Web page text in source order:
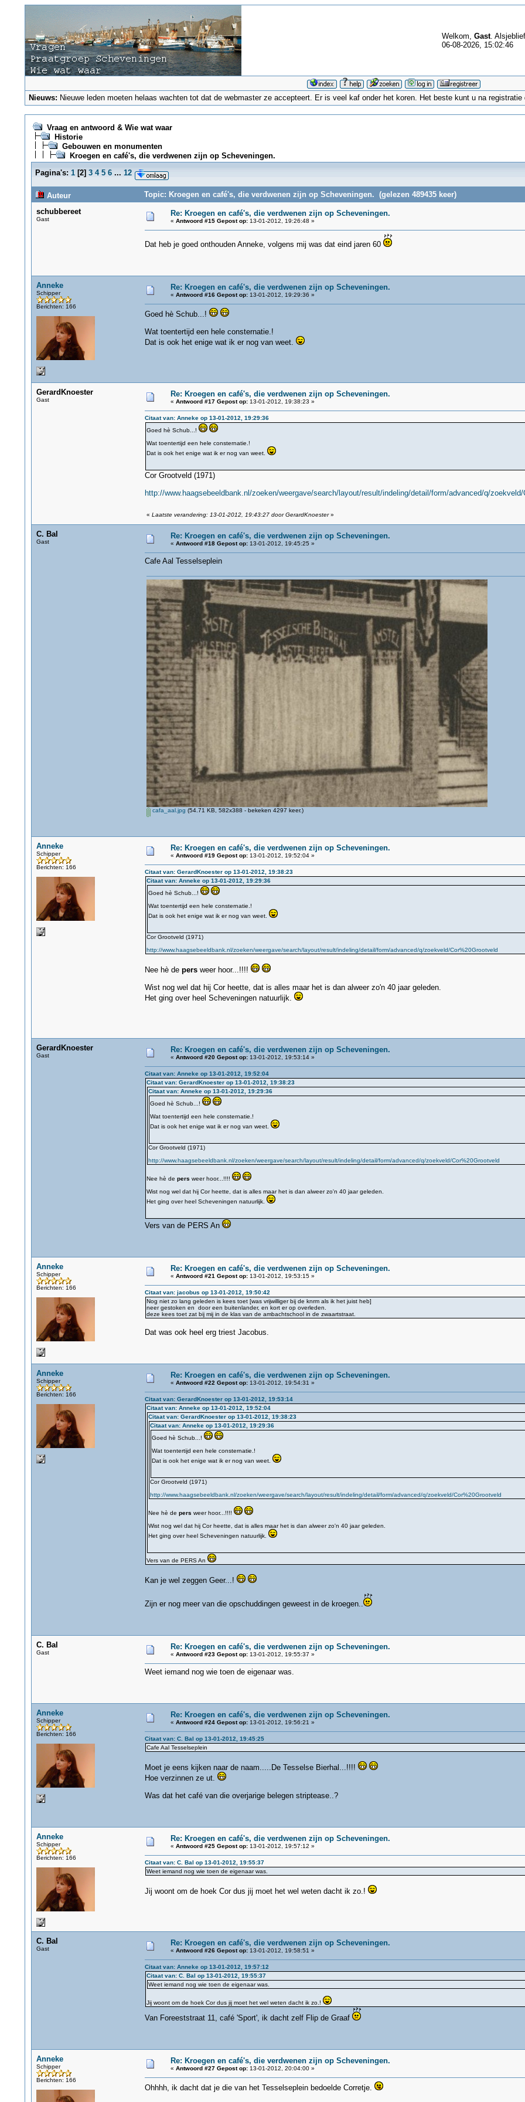
Welkom, Gast.
06-08-2026, 15:02:46
Nieuws: Nieuwe leden moeten helaas wachten tot dat de webmaster ze accepteert. Er is veel kaf onder het koren. Het beste kunt u na
Vraag en antwoord & Wie wat waar
Historie
Gebouwen en monumenten
Kroegen en café's, die verdwenen zijn op Scheveningen.
Pagina's: 1[2] 3 4 5 6 ... 12
Auteur
Topic: Kroegen en café's, die verdwenen zijn op Scheveningen. (gelezen 489435 keer)
schubbereet
Gast
Re: Kroegen en café's, die verdwenen zijn op Scheveningen.
« Antwoord #15 Gepost op:13-01-2012, 19:26:48 »
Dat heb je goed onthouden Anneke, volgens mij was dat eind jaren 60
Anneke
Schipper
Berichten: 166
Re: Kroegen en café's, die verdwenen zijn op Scheveningen.
« Antwoord #16 Gepost op:13-01-2012, 19:29:36 »
Goed hè Schub...!
Wat toentertijd een hele consternatie.!
Dat is ook het enige wat ik er nog van weet.
GerardKnoester
Gast
Re: Kroegen en café's, die verdwenen zijn op Scheveningen.
« Antwoord #17 Gepost op:13-01-2012, 19:38:23 »
Citaat van: Anneke op 13-01-2012, 19:29:36
Goed hè Schub...!
Wat toentertijd een hele consternatie.!
Dat is ook het enige wat ik er nog van weet.
Cor Grootveld (1971)
http://www.haagsebeeldbank.nl/zoeken/weergave/search/layout/result/indeling/detail/form/advanced/q/zoekveld/
« Laatste verandering: 13-01-2012, 19:43:27 door GerardKnoester»
C. Bal
Gast
Re: Kroegen en café's, die verdwenen zijn op Scheveningen.
« Antwoord #18 Gepost op:13-01-2012, 19:45:25 »
Cafe Aal Tesselseplein
cafa_aal.jpg (54.71 KB, 582x388 - bekeken 4297 keer.)
Anneke
Schipper
Berichten: 166
Re: Kroegen en café's, die verdwenen zijn op Scheveningen.
« Antwoord #19 Gepost op:13-01-2012, 19:52:04 »
Citaat van: GerardKnoester op 13-01-2012, 19:38:23
Citaat van: Anneke op 13-01-2012, 19:29:36
Goed hè Schub...!
Wat toentertijd een hele consternatie.!
Dat is ook het enige wat ik er nog van weet.
Cor Grootveld (1971)
http://www.haagsebeeldbank.nl/zoeken/weergave/search/layout/result/indeling/detail/form/advanced/q/zoekveld/Cor%20Grootveld
Nee hè de pers weer hoor...!!!!
Wist nog wel dat hij Cor heette, dat is alles maar het is dan alweer zo'n 40 jaar geleden.
Het ging over heel Scheveningen natuurlijk.
GerardKnoester
Gast
Re: Kroegen en café's, die verdwenen zijn op Scheveningen.
« Antwoord #20 Gepost op:13-01-2012, 19:53:14 »
Citaat van: Anneke op 13-01-2012, 19:52:04
Citaat van: GerardKnoester op 13-01-2012, 19:38:23
Citaat van: Anneke op 13-01-2012, 19:29:36
Goed hè Schub...!
Wat toentertijd een hele consternatie.!
Dat is ook het enige wat ik er nog van weet.
Cor Grootveld (1971)
http://www.haagsebeeldbank.nl/zoeken/weergave/search/layout/result/indeling/detail/form/advanced/q/zoekveld/Cor%20Grootveld
Nee hè de pers weer hoor...!!!!
Wist nog wel dat hij Cor heette, dat is alles maar het is dan alweer zo'n 40 jaar geleden.
Het ging over heel Scheveningen natuurlijk.
Vers van de PERS An
Anneke
Schipper
Berichten: 166
Re: Kroegen en café's, die verdwenen zijn op Scheveningen.
« Antwoord #21 Gepost op:13-01-2012, 19:53:15 »
Citaat van: jacobus op 13-01-2012, 19:50:42
Nog niet zo lang geleden is kees toet [was vrijwilliger bij de knrm als ik het juist heb]
neer gestoken en door een buitenlander, en kort er op overleden.
deze kees toet zat bij mij in de klas van de ambachtschool in de zwaartstraat.
Dat was ook heel erg triest Jacobus.
Anneke
Schipper
Berichten: 166
Re: Kroegen en café's, die verdwenen zijn op Scheveningen.
« Antwoord #22 Gepost op:13-01-2012, 19:54:31 »
Citaat van: GerardKnoester op 13-01-2012, 19:53:14
Citaat van: Anneke op 13-01-2012, 19:52:04
Citaat van: GerardKnoester op 13-01-2012, 19:38:23
Citaat van: Anneke op 13-01-2012, 19:29:36
Goed hè Schub...!
Wat toentertijd een hele consternatie.!
Dat is ook het enige wat ik er nog van weet.
Cor Grootveld (1971)
http://www.haagsebeeldbank.nl/zoeken/weergave/search/layout/result/indeling/detail/form/advanced/q/zoekveld/Cor%20Grootveld
Nee hè de pers weer hoor...!!!!
Wist nog wel dat hij Cor heette, dat is alles maar het is dan alweer zo'n 40 jaar geleden.
Het ging over heel Scheveningen natuurlijk.
Vers van de PERS An
Kan je wel zeggen Geer...!
Zijn er nog meer van die opschuddingen geweest in de kroegen..
C. Bal
Gast
Re: Kroegen en café's, die verdwenen zijn op Scheveningen.
« Antwoord #23 Gepost op:13-01-2012, 19:55:37 »
Weet iemand nog wie toen de eigenaar was.
Anneke
Schipper
Berichten: 166
Re: Kroegen en café's, die verdwenen zijn op Scheveningen.
« Antwoord #24 Gepost op:13-01-2012, 19:56:21 »
Citaat van: C. Bal op 13-01-2012, 19:45:25
Cafe Aal Tesselseplein
Moet je eens kijken naar de naam.....De Tesselse Bierhal...!!!!
Hoe verzinnen ze ut.
Was dat het café van die overjarige belegen striptease..?
Anneke
Schipper
Berichten: 166
Re: Kroegen en café's, die verdwenen zijn op Scheveningen.
« Antwoord #25 Gepost op:13-01-2012, 19:57:12 »
Citaat van: C. Bal op 13-01-2012, 19:55:37
Weet iemand nog wie toen de eigenaar was.
Jij woont om de hoek Cor dus jij moet het wel weten dacht ik zo.!
C. Bal
Gast
Re: Kroegen en café's, die verdwenen zijn op Scheveningen.
« Antwoord #26 Gepost op:13-01-2012, 19:58:51 »
Citaat van: Anneke op 13-01-2012, 19:57:12
Citaat van: C. Bal op 13-01-2012, 19:55:37
Weet iemand nog wie toen de eigenaar was.
Jij woont om de hoek Cor dus jij moet het wel weten dacht ik zo.!
Van Foreeststraat 11, café 'Sport', ik dacht zelf Flip de Graaf
Anneke
Schipper
Berichten: 166
Re: Kroegen en café's, die verdwenen zijn op Scheveningen.
« Antwoord #27 Gepost op:13-01-2012, 20:04:00 »
Ohhhh, ik dacht dat je die van het Tesselseplein bedoelde Corretje.